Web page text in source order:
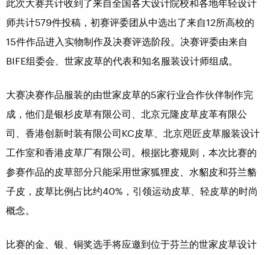
此次大赛共计收到了来自全国各大设计院校和各地年轻设计
师共计579件投稿，初赛评委团从中选出了来自12所高校的
15件作品进入实物制作及决赛评选阶段。决赛评委由来自
BIFE组委会、世家皮草的代表和知名服装设计师组成。
大赛决赛作品服装的由世家皮草的5家行业合作伙伴制作完
成，他们是银杉皮草有限公司、北京元隆皮草皮革有限公
司、香港创新时装有限公司KC皮草、北京咫匠皮草服装设计
工作室和香港皮草厂有限公司。根据比赛规则，本次比赛的
参赛作品的皮草部分只能采用世家狐狸皮、水貂皮和芬兰貉
子皮，皮草比例占比约40%，引领运动皮草、轻皮草的时尚
概念。
比赛的金、银、铜奖选手将应邀到位于芬兰的世家皮草设计